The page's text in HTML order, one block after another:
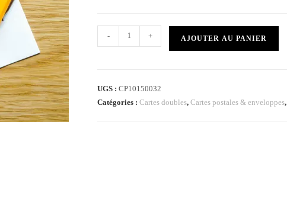
- + AJOUTER AU PANIER
UGS : CP10150032
Catégories : Cartes doubles, Cartes postales & enveloppes,